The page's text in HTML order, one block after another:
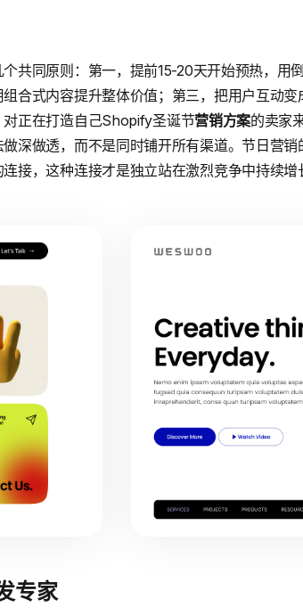
共同原则：第一，提前15-20天开始预热，用
合式内容提升整体价值；第三，把用户互动
正在打造自己Shopify圣诞节营销方案的卖家
深做透，而不是同时铺开所有渠道。节日营
接，这种连接才是独立站在激烈竞争中持续增
专家